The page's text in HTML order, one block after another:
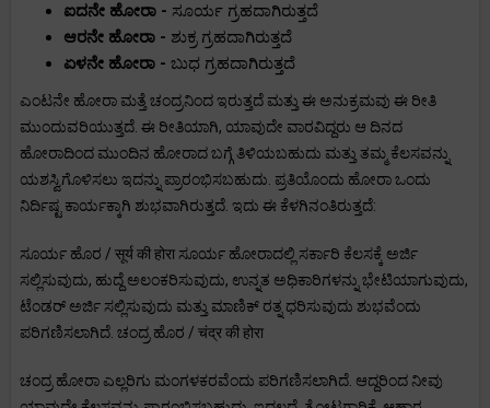
ಐದನೇ ಹೋರಾ - ಸೂರ್ಯ ಗ್ರಹದಾಗಿರುತ್ತದೆ
ಆರನೇ ಹೋರಾ - ಶುಕ್ರ ಗ್ರಹದಾಗಿರುತ್ತದೆ
ಏಳನೇ ಹೋರಾ - ಬುಧ ಗ್ರಹದಾಗಿರುತ್ತದೆ
ಎಂಟನೇ ಹೋರಾ ಮತ್ತೆ ಚಂದ್ರನಿಂದ ಇರುತ್ತದೆ ಮತ್ತು ಈ ಅನುಕ್ರಮವು ಈ ರೀತಿ
ಮುಂದುವರಿಯುತ್ತದೆ. ಈ ರೀತಿಯಾಗಿ, ಯಾವುದೇ ವಾರವಿದ್ದರು ಆ ದಿನದ
ಹೋರಾದಿಂದ ಮುಂದಿನ ಹೋರಾದ ಬಗ್ಗೆ ತಿಳಿಯಬಹುದು ಮತ್ತು ತಮ್ಮ ಕೆಲಸವನ್ನು
ಯಶಸ್ವಿಗೊಳಿಸಲು ಇದನ್ನು ಪ್ರಾರಂಭಿಸಬಹುದು. ಪ್ರತಿಯೊಂದು ಹೋರಾ ಒಂದು
ನಿರ್ದಿಷ್ಟ ಕಾರ್ಯಕ್ಕಾಗಿ ಶುಭವಾಗಿರುತ್ತದೆ. ಇದು ಈ ಕೆಳಗಿನಂತಿರುತ್ತದೆ:
ಸೂರ್ಯ ಹೊರ / सूर्य की होरा ಸೂರ್ಯ ಹೋರಾದಲ್ಲಿ ಸರ್ಕಾರಿ ಕೆಲಸಕ್ಕೆ ಅರ್ಜಿ
ಸಲ್ಲಿಸುವುದು, ಹುದ್ದೆ ಅಲಂಕರಿಸುವುದು, ಉನ್ನತ ಅಧಿಕಾರಿಗಳನ್ನು ಭೇಟಿಯಾಗುವುದು,
ಟೆಂಡರ್ ಅರ್ಜಿ ಸಲ್ಲಿಸುವುದು ಮತ್ತು ಮಾಣಿಕ್ ರತ್ನ ಧರಿಸುವುದು ಶುಭವೆಂದು
ಪರಿಗಣಿಸಲಾಗಿದೆ. ಚಂದ್ರ ಹೊರ / चंद्र की होरा
ಚಂದ್ರ ಹೋರಾ ಎಲ್ಲರಿಗು ಮಂಗಳಕರವೆಂದು ಪರಿಗಣಿಸಲಾಗಿದೆ. ಆದ್ದರಿಂದ ನೀವು